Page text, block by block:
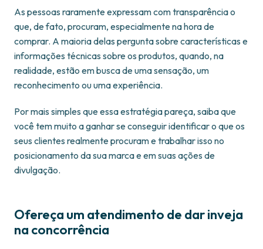
As pessoas raramente expressam com transparência o
que, de fato, procuram, especialmente na hora de
comprar. A maioria delas pergunta sobre características e
informações técnicas sobre os produtos, quando, na
realidade, estão em busca de uma sensação, um
reconhecimento ou uma experiência.
Por mais simples que essa estratégia pareça, saiba que
você tem muito a ganhar se conseguir identificar o que os
seus clientes realmente procuram e trabalhar isso no
posicionamento da sua marca e em suas ações de
divulgação.
Ofereça um atendimento de dar inveja
na concorrência